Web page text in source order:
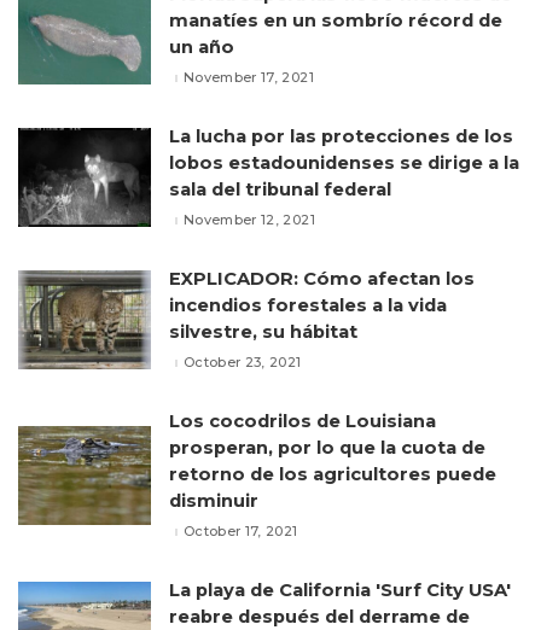
manatíes en un sombrío récord de
un año
November 17, 2021
La lucha por las protecciones de los
lobos estadounidenses se dirige a la
sala del tribunal federal
November 12, 2021
EXPLICADOR: Cómo afectan los
incendios forestales a la vida
silvestre, su hábitat
October 23, 2021
Los cocodrilos de Louisiana
prosperan, por lo que la cuota de
retorno de los agricultores puede
disminuir
October 17, 2021
La playa de California 'Surf City USA'
reabre después del derrame de